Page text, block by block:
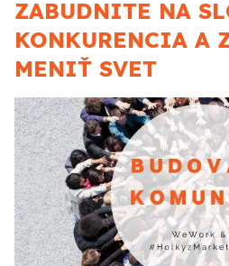
ZABUDNITE NA
KONKURENCIA A
MENIŤ SVET